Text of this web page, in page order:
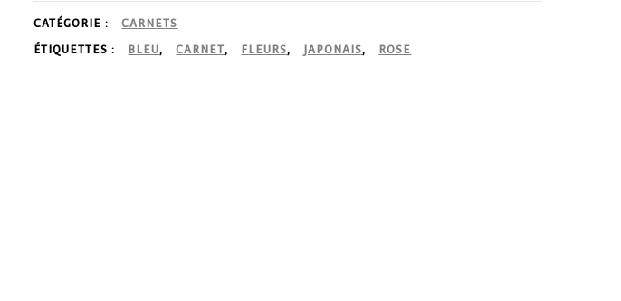
CATÉGORIE : CARNETS
ÉTIQUETTES : BLEU, CARNET, FLEURS, JAPONAIS, ROSE